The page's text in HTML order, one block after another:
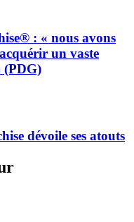
: « nous avons
un vaste
(PDG)
dévoile ses atouts